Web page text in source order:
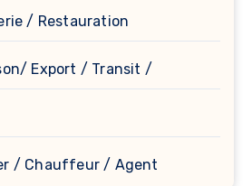
/ Restauration
Export / Transit /
/ Chauffeur / Agent